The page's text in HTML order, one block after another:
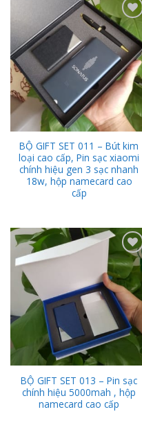
Add to
Wishlist
BỘ GIFT SET 011 – Bút kim
loại cao cấp, Pin sạc xiaomi
chính hiệu gen 3 sạc nhanh
18w, hộp namecard cao
cấp
Add to
Wishlist
BỘ GIFT SET 013 – Pin sạc
chính hiệu 5000mah , hộp
namecard cao cấp